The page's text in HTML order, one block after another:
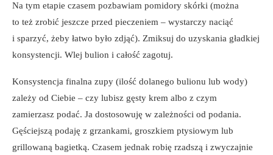
Na tym etapie czasem pozbawiam pomidory skórki (można
to też zrobić jeszcze przed pieczeniem – wystarczy naciąć
i sparzyć, żeby łatwo było zdjąć). Zmiksuj do uzyskania gładkiej
konsystencji. Wlej bulion i całość zagotuj.
Konsystencja finalna zupy (ilość dolanego bulionu lub wody)
zależy od Ciebie – czy lubisz gęsty krem albo z czym
zamierzasz podać. Ja dostosowuję w zależności od podania.
Gęściejszą podaję z grzankami, groszkiem ptysiowym lub
grillowaną bagietką. Czasem jednak robię rzadszą i zwyczajnie